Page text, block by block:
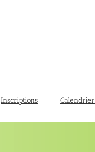
Inscriptions Calendrier